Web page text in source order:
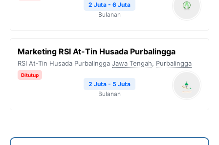
2 Juta - 6 Juta
Bulanan
Marketing RSI At-Tin Husada Purbalingga
RSI At-Tin Husada Purbalingga Jawa Tengah, Purbalingga
Ditutup
2 Juta - 5 Juta
Bulanan